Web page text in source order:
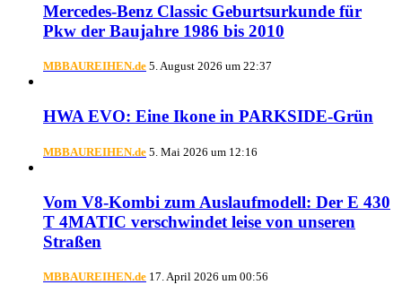
Mercedes-Benz Classic Geburtsurkunde für
Pkw der Baujahre 1986 bis 2010
MBBAUREIHEN.de 5. August 2026 um 22:37
HWA EVO: Eine Ikone in PARKSIDE-Grün
MBBAUREIHEN.de 5. Mai 2026 um 12:16
Vom V8-Kombi zum Auslaufmodell: Der E 430
T 4MATIC verschwindet leise von unseren
Straßen
MBBAUREIHEN.de 17. April 2026 um 00:56